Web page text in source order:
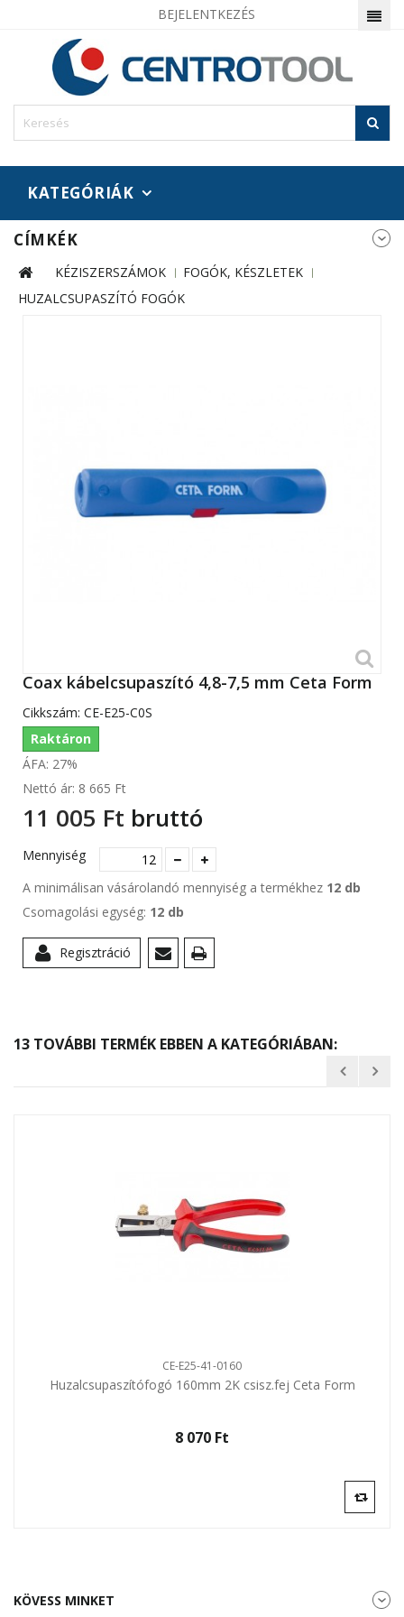
BEJELENTKEZÉS
KATEGÓRIÁK
CÍMKÉK
KÉZISZERSZÁMOK
FOGÓK, KÉSZLETEK
HUZALCSUPASZÍTÓ FOGÓK
Coax kábelcsupaszító 4,8-7,5 mm Ceta Form
Cikkszám: CE-E25-C0S
Raktáron
ÁFA: 27%
Nettó ár: 8 665 Ft‎
11 005 Ft‎ bruttó
Mennyiség
A minimálisan vásárolandó mennyiség a termékhez 12 db
Csomagolási egység: 12 db
Regisztráció
13 TOVÁBBI TERMÉK EBBEN A KATEGÓRIÁBAN:
CE-E25-41-0160
Huzalcsupaszítófogó 160mm 2K csisz.fej Ceta Form
8 070 Ft‎
KÖVESS MINKET